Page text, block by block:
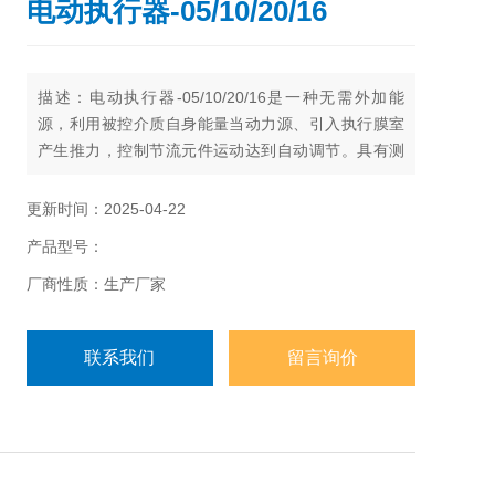
电动执行器-05/10/20/16
描述：电动执行器-05/10/20/16是一种无需外加能
源，利用被控介质自身能量当动力源、引入执行膜室
产生推力，控制节流元件运动达到自动调节。具有测
所，广泛应用于石油、化工、电站、轻工、印染工业
速压、稳压（用于阀后压力调节）泄压、稳压（用于
阀前压力调节）的自动控制。
更新时间：2025-04-22
产品型号：
厂商性质：生产厂家
联系我们 留言询价